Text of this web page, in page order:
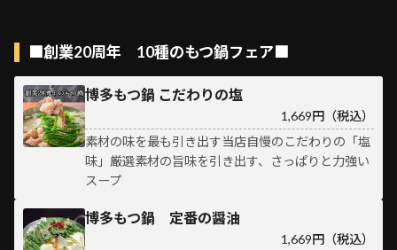
■創業20周年 10種のもつ鍋フェア■
博多もつ鍋 こだわりの塩
1,669円（税込）
素材の味を最も引き出す当店自慢のこだわりの「塩
味」厳選素材の旨味を引き出す、さっぱりと力強い
スープ
博多もつ鍋 定番の醤油
1,669円（税込）